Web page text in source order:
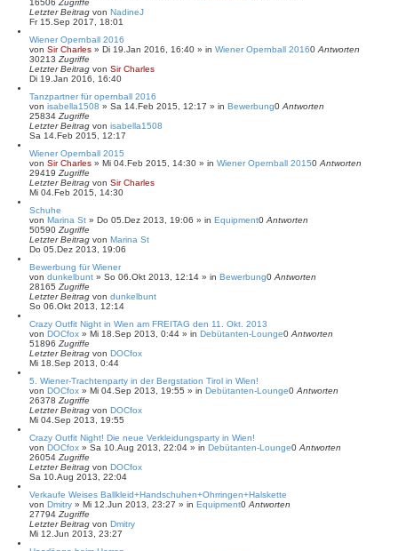
Letzter Beitrag von NadineJ
Fr 15.Sep 2017, 18:01
Wiener Opernball 2016
von Sir Charles » Di 19.Jan 2016, 16:40 » in Wiener Opernball 20160 Antworten
30213 Zugriffe
Letzter Beitrag von Sir Charles
Di 19.Jan 2016, 16:40
Tanzpartner für opernball 2016
von isabella1508 » Sa 14.Feb 2015, 12:17 » in Bewerbung0 Antworten
25834 Zugriffe
Letzter Beitrag von isabella1508
Sa 14.Feb 2015, 12:17
Wiener Opernball 2015
von Sir Charles » Mi 04.Feb 2015, 14:30 » in Wiener Opernball 20150 Antworten
29419 Zugriffe
Letzter Beitrag von Sir Charles
Mi 04.Feb 2015, 14:30
Schuhe
von Marina St » Do 05.Dez 2013, 19:06 » in Equipment0 Antworten
50590 Zugriffe
Letzter Beitrag von Marina St
Do 05.Dez 2013, 19:06
Bewerbung für Wiener
von dunkelbunt » So 06.Okt 2013, 12:14 » in Bewerbung0 Antworten
28165 Zugriffe
Letzter Beitrag von dunkelbunt
So 06.Okt 2013, 12:14
Crazy Outfit Night in Wien am FREITAG den 11. Okt. 2013
von DOCfox » Mi 18.Sep 2013, 0:44 » in Debütanten-Lounge0 Antworten
51896 Zugriffe
Letzter Beitrag von DOCfox
Mi 18.Sep 2013, 0:44
5. Wiener-Trachtenparty in der Bergstation Tirol in Wien!
von DOCfox » Mi 04.Sep 2013, 19:55 » in Debütanten-Lounge0 Antworten
26378 Zugriffe
Letzter Beitrag von DOCfox
Mi 04.Sep 2013, 19:55
Crazy Outfit Night! Die neue Verkleidungsparty in Wien!
von DOCfox » Sa 10.Aug 2013, 22:04 » in Debütanten-Lounge0 Antworten
26054 Zugriffe
Letzter Beitrag von DOCfox
Sa 10.Aug 2013, 22:04
Verkaufe Weises Ballkleid+Handschuhen+Ohrringen+Halskette
von Dmitry » Mi 12.Jun 2013, 23:27 » in Equipment0 Antworten
27794 Zugriffe
Letzter Beitrag von Dmitry
Mi 12.Jun 2013, 23:27